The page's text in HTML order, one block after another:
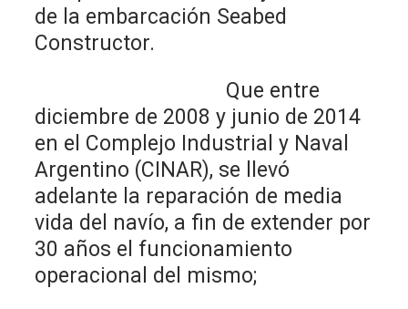
de la embarcación Seabed
Constructor.
Que entre
diciembre de 2008 y junio de 2014
en el Complejo Industrial y Naval
Argentino (CINAR), se llevó
adelante la reparación de media
vida del navío, a fin de extender por
30 años el funcionamiento
operacional del mismo;